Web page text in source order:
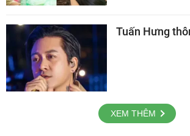
Tuấn Hưng
XEM THÊM